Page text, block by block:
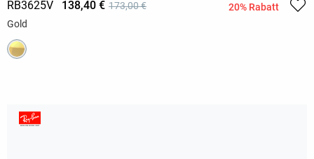
RB3625V 138,40 € 173,00 €
20% Rabatt
Gold